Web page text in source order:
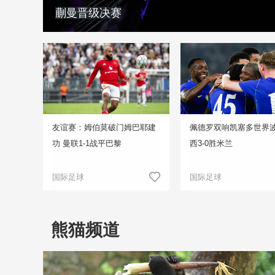
蒯曼晋级决赛
友谊赛：姆伯莫破门姆巴耶建
功 曼联1-1战平巴黎
国际足球
佩德罗双响凯塞多世界
西3-0胜米兰
国际足球
熊猫频道